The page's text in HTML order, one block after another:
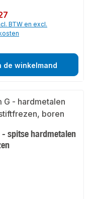
BTW en excl.
de winkelmand
- spitse hardmetalen